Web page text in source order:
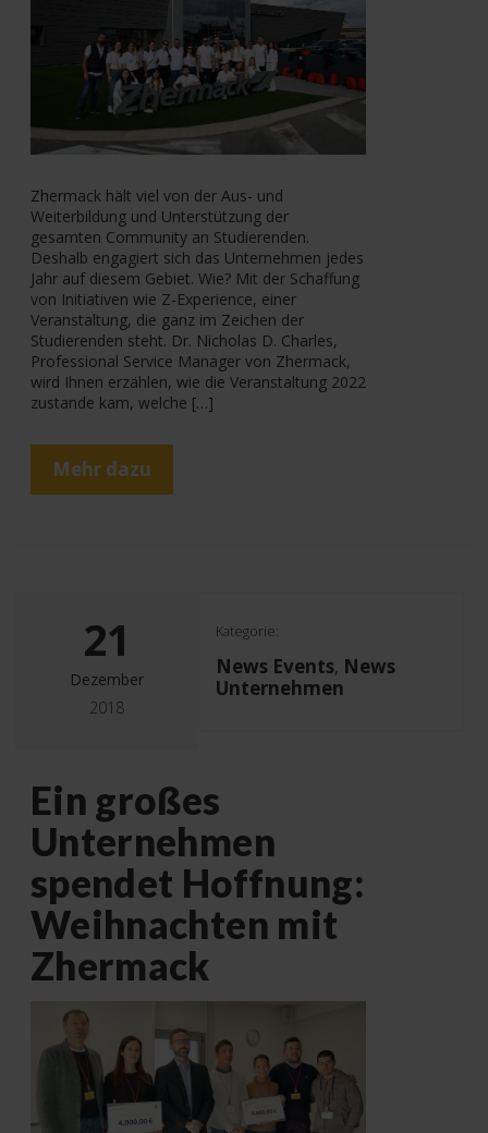
Zhermack hält viel von der Aus- und
Weiterbildung und Unterstützung der
gesamten Community an Studierenden.
Deshalb engagiert sich das Unternehmen jedes
Jahr auf diesem Gebiet. Wie? Mit der Schaffung
von Initiativen wie Z-Experience, einer
Veranstaltung, die ganz im Zeichen der
Studierenden steht. Dr. Nicholas D. Charles,
Professional Service Manager von Zhermack,
wird Ihnen erzählen, wie die Veranstaltung 2022
zustande kam, welche […]
Mehr dazu
21
Dezember
2018
Kategorie:
News Events, News
Unternehmen
Ein großes
Unternehmen
spendet Hoffnung:
Weihnachten mit
Zhermack